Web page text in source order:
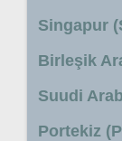
Singapur
Birleşik
Suudi
Portekiz